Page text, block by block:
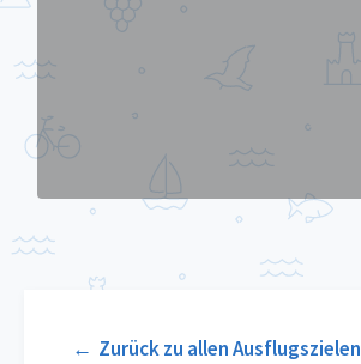
Zurück zu allen Ausflugszielen